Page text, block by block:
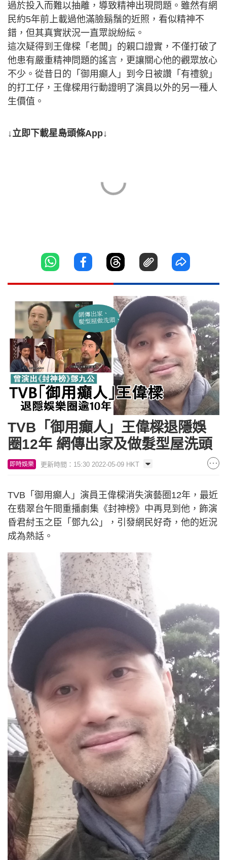
過於投入而難以抽離，導致精神出現問題。雖然有網
民約5年前上載過他滿臉鬍鬚的近照，看似精神不
錯，但其真實狀況一直眾說紛紜。
這次疑得到王偉樑「老闆」的親口證實，不僅打破了
他患有嚴重精神問題的謠言，更讓關心他的觀眾放心
不少。從昔日的「御用癲人」到今日被讚「有禮貌」
的打工仔，王偉樑用行動證明了演員以外的另一種人
生價值。
↓立即下載星島頭條App↓
TVB「御用癲人」王偉樑退隱娛
圈12年 網傳出家及做髮型屋洗頭
即時娛樂 更新時間：15:30 2022-05-09 HKT
TVB「御用癲人」演員王偉樑消失演藝圈12年，最近
在翡翠台午間重播劇集《封神榜》中再見到他，飾演
昏君紂玉之臣「鄧九公」，引發網民好奇，他的近況
成為熱話。